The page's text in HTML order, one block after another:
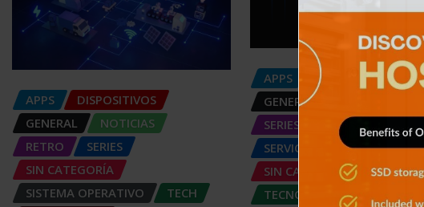
APPS
DISPOSITIVOS
GENERAL
NOTICIAS
RETRO
SERIES
SIN CATEGORÍA
SISTEMA OPERATIVO
TECH
APPS
DISPOSITIVOS
GENERAL
SERIES
SERVICIOS DE TRANSMISIÓN
SIN CATEGORÍA
TECH
TECNOLOGÍA